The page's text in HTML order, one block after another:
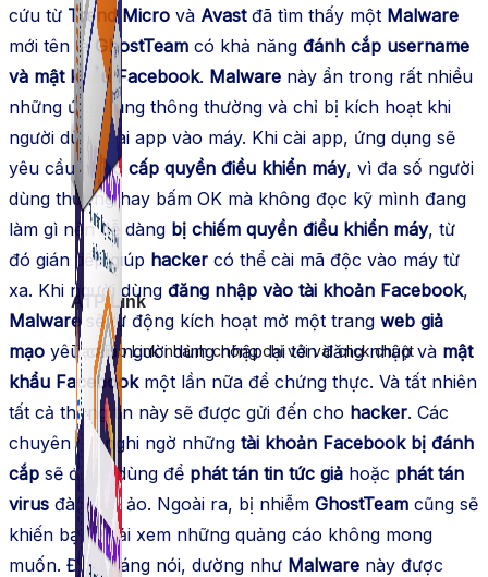
ATP Link
Tạo Bio Link nhanh chóng chỉ với vài click chuột
cứu từ Trend Micro và Avastđã tìm thấy một Malware
mới tên là GhostTeam có khả năng đánh cắp username
và mật khẩu Facebook. Malware này ẩn trong rất nhiều
những ứng dụng thông thường và chỉ bị kích hoạt khi
người dùng cài app vào máy. Khi cài app, ứng dụng sẽ
yêu cầu được cấp quyền điều khiển máy, vì đa số người
dùng thường hay bấm OK mà không đọc kỹ mình đang
làm gì nên dễ dàng bị chiếm quyền điều khiển máy, từ
đó gián tiếp giúp hacker có thể cài mã độc vào máy từ
xa. Khi người dùng đăng nhập vào tài khoản Facebook,
Malwaresẽ tự động kích hoạt mở một trang web giả
mạo yêu cầu người dùng nhập lại tên đăng nhập và mật
khẩu Facebookmột lần nữa để chứng thực. Và tất nhiên
tất cả thông tin này sẽ được gửi đến cho hacker. Các
chuyên gia nghi ngờ những tài khoản Facebook bị đánh
cắp sẽ được dùng để phát tán tin tức giả hoặc phát tán
virus đào tiền ảo. Ngoài ra, bị nhiễm GhostTeam cũng sẽ
khiến bạn phải xem những quảng cáo không mong
muốn. Điều đáng nói, dường như Malware này được